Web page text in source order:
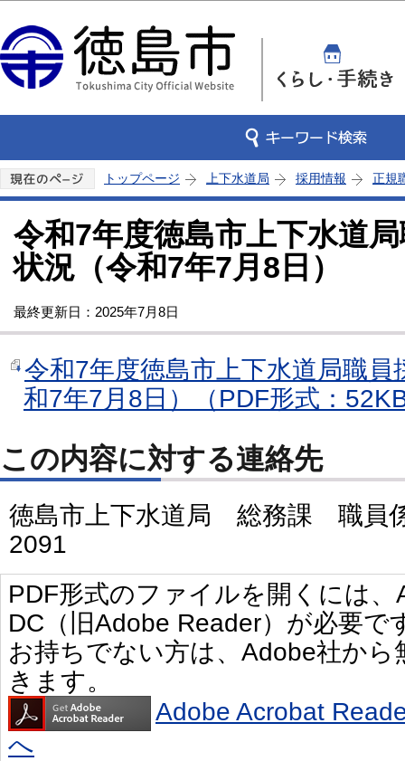
トップページ 上下水道局 採用情報 正規
令和7年度徳島市上下水道
状況（令和7年7月8日）
最終更新日：2025年7月8日
令和7年度徳島市上下水道局職員
和7年7月8日）（PDF形式：
この内容に対する連絡先
徳島市上下水道局 総務課 職員
2091
PDF形式のファイルを開くには
DC（旧Adobe Reader）が必要で
お持ちでない方は、Adobe社か
きます。
Adobe Acrobat
へ